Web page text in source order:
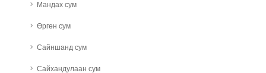
Мандах сум
Өргөн сум
Сайншанд сум
Сайхандулаан сум